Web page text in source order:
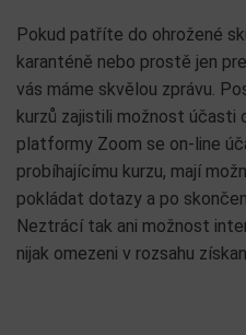
Pokud patříte do ohrožené
karanténě nebo prostě jen
vás máme skvělou zprávu.
kurzů zajistili možnost účasti
platformy Zoom se on-line
probíhajícímu kurzu, mají
pokládat dotazy a po
Neztrácí tak ani možnost
nijak omezeni v rozsahu